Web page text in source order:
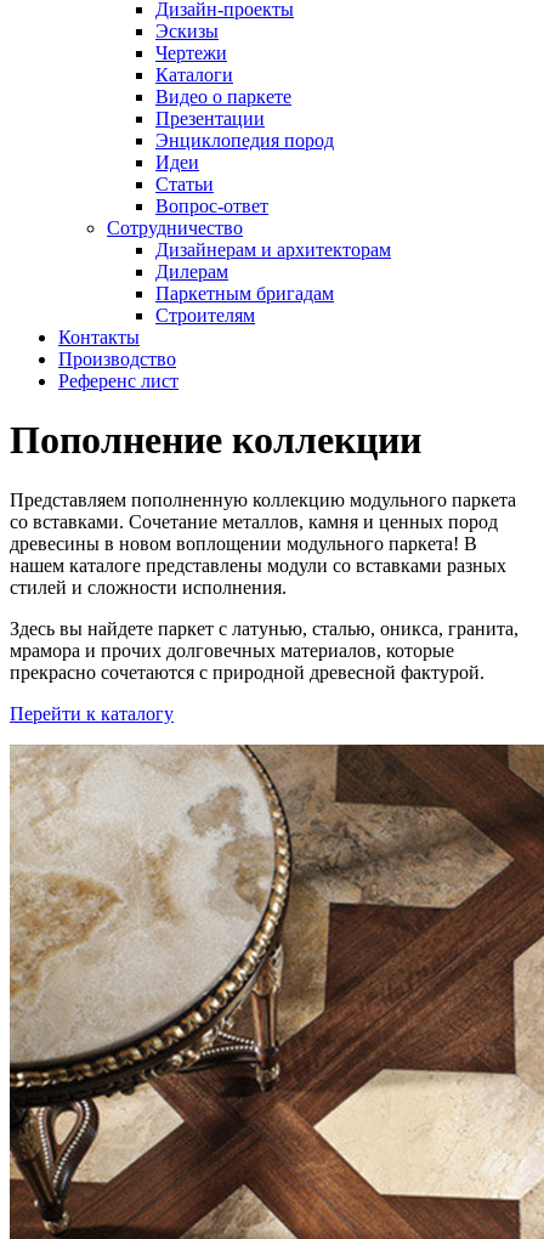
Дизайн-проекты
Эскизы
Чертежи
Каталоги
Видео о паркете
Презентации
Энциклопедия пород
Идеи
Статьи
Вопрос-ответ
Сотрудничество
Дизайнерам и архитекторам
Дилерам
Паркетным бригадам
Строителям
Контакты
Производство
Референс лист
Пополнение коллекции
Представляем пополненную коллекцию модульного паркета
со вставками. Сочетание металлов, камня и ценных пород
древесины в новом воплощении модульного паркета! В
нашем каталоге представлены модули со вставками разных
стилей и сложности исполнения.
Здесь вы найдете паркет с латунью, сталью, оникса, гранита,
мрамора и прочих долговечных материалов, которые
прекрасно сочетаются с природной древесной фактурой.
Перейти к каталогу